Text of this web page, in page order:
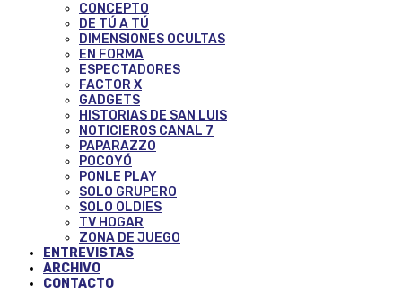
CONCEPTO
DE TÚ A TÚ
DIMENSIONES OCULTAS
EN FORMA
ESPECTADORES
FACTOR X
GADGETS
HISTORIAS DE SAN LUIS
NOTICIEROS CANAL 7
PAPARAZZO
POCOYÓ
PONLE PLAY
SOLO GRUPERO
SOLO OLDIES
TV HOGAR
ZONA DE JUEGO
ENTREVISTAS
ARCHIVO
CONTACTO